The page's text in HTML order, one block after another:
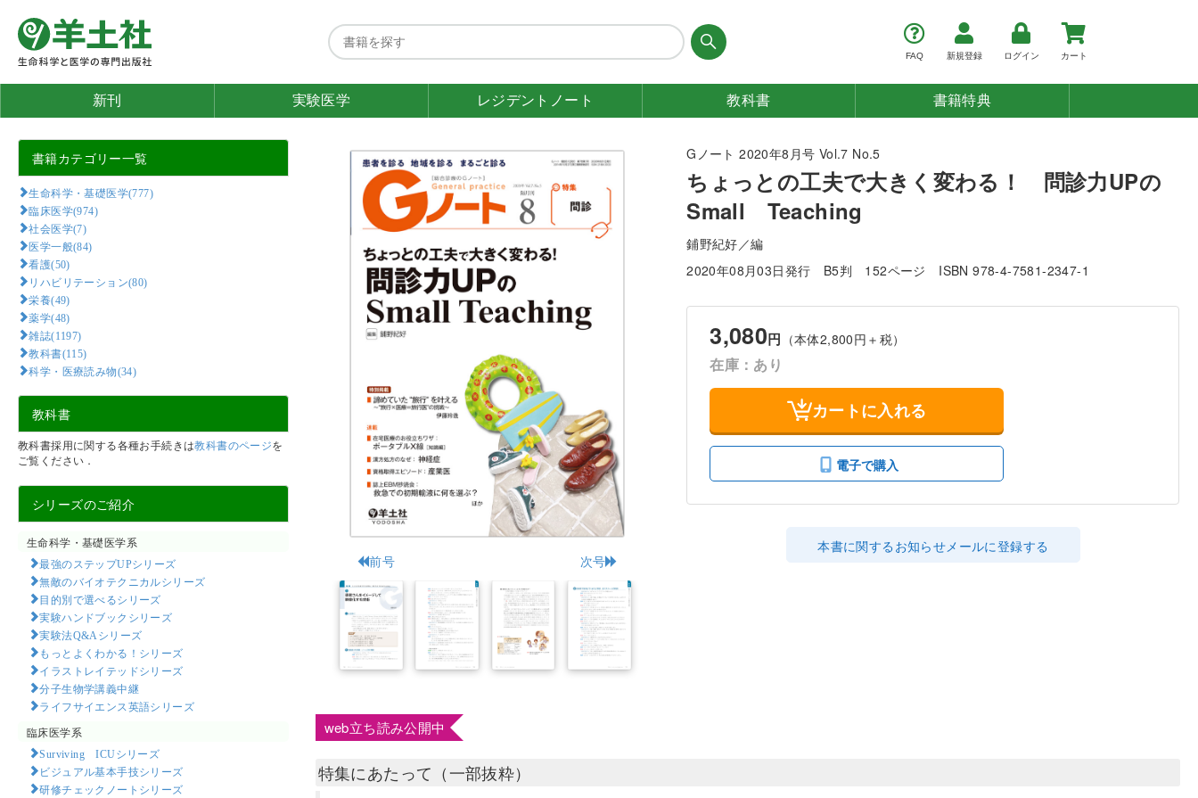
FAQ 新規登録 ログイン カート
新刊 実験医学 レジデント ノート 教科書 書籍特典
書籍カテゴリー一覧
生命科学・基礎医学(777)
臨床医学(974)
社会医学(7)
医学一般(84)
看護(50)
リハビリテーション(80)
栄養(49)
薬学(48)
雑誌(1197)
教科書(115)
科学・医療読み物(34)
教科書
教科書採用に関する各種お手続きは教科書のページを
ご覧ください．
シリーズのご紹介
生命科学・基礎医学系
最強のステップUPシリーズ
無敵のバイオテクニカルシリーズ
目的別で選べるシリーズ
実験ハンドブックシリーズ
実験法Q&Aシリーズ
もっとよくわかる！シリーズ
イラストレイテッドシリーズ
分子生物学講義中継
ライフサイエンス英語シリーズ
臨床医学系
Surviving ICUシリーズ
ビジュアル基本手技シリーズ
研修チェックノートシリーズ
前号 次号
Gノート 2020年8月号 Vol.7 No.5
ちょっとの工夫で大きく変わる！ 問診力UPの
Small Teaching
鋪野紀好／編
2020年08月03日発行
B5判 152ページ ISBN 978-4-7581-2347-1
3,080円 （本体2,800円＋税）
在庫：あり
カートに入れる
電子で購入
本書に関するお知らせメールに登録する
web立ち読み公開中
特集にあたって（一部抜粋）